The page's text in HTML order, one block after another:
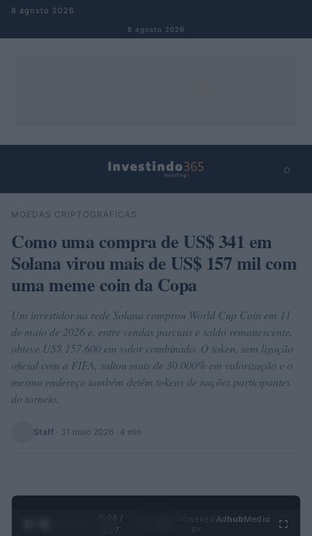
Pular para o conteúdo
8 agosto 2026
8 agosto 2026
⌕
Buscar
MOEDAS CRIPTOGRÁFICAS
Como uma compra de US$ 341 em
Solana virou mais de US$ 157 mil com
uma meme coin da Copa
Um investidor na rede Solana comprou World Cup Coin em 11
de maio de 2026 e, entre vendas parciais e saldo remanescente,
obteve US$ 157.600 em valor combinado. O token, sem ligação
oficial com a FIFA, saltou mais de 30.000% em valorização e o
mesmo endereço também detém tokens de nações participantes
do torneio.
Staff · 31 maio 2026 · 4 min
0:29 /
4:27
Ad hubMedia